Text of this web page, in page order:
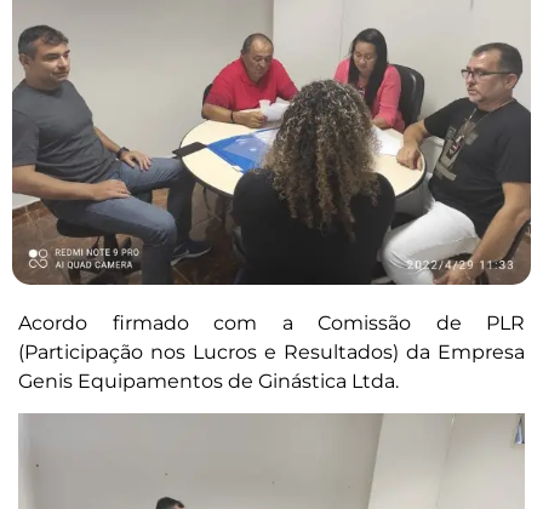
Acordo firmado com a Comissão de PLR
(Participação nos Lucros e Resultados) da Empresa
Genis Equipamentos de Ginástica Ltda.